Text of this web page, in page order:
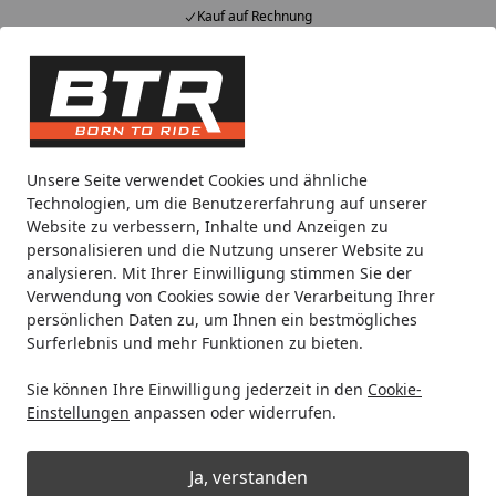
Unsere Seite verwendet Cookies und ähnliche
Technologien, um die Benutzererfahrung auf unserer
Website zu verbessern, Inhalte und Anzeigen zu
personalisieren und die Nutzung unserer Website zu
analysieren. Mit Ihrer Einwilligung stimmen Sie der
Verwendung von Cookies sowie der Verarbeitung Ihrer
persönlichen Daten zu, um Ihnen ein bestmögliches
Surferlebnis und mehr Funktionen zu bieten.
Sie können Ihre Einwilligung jederzeit in den Cookie-
Einstellungen anpassen oder widerrufen.
Ja, verstanden
Kauf auf Rechnung
Alle Produkte
Mein Konto
Suchen
Startseite
Individuelles Angebot
Wie kann ich ein individuelles
Angebot erhalten?
Wir erstellen Ihnen gerne ein individuelles, auf Ihre
Wünsche zugeschnittenes Angebot. Wenn Sie als Kunde
bei uns registriert sind, dann können Sie alle Angebote
unter der Rubrik "Mein Konto" und dann weiter unter
"Angebotsanfrage" einsehen. Sie finden diese Rubrik in